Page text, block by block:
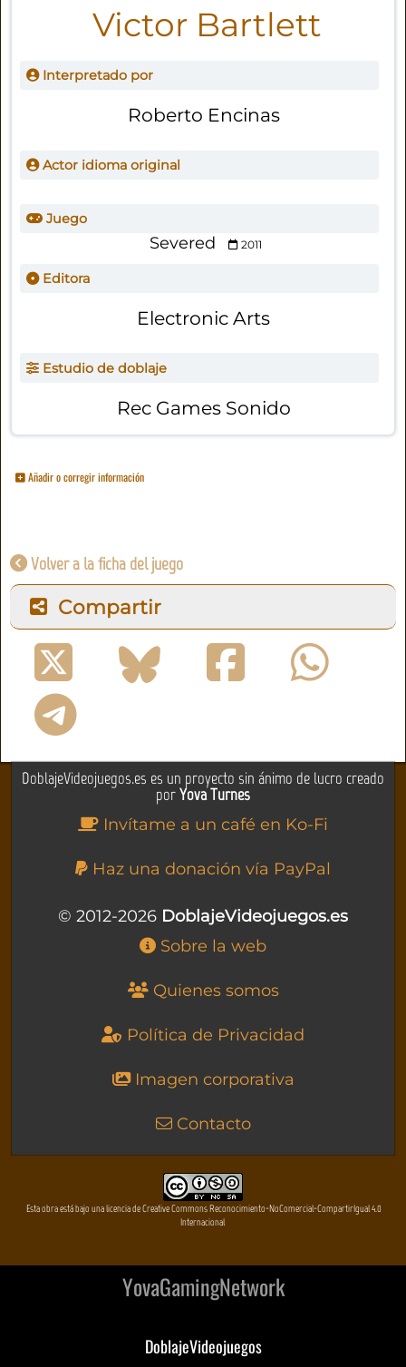
Victor Bartlett
Interpretado por
Roberto Encinas
Actor idioma original
Juego
Severed 2011
Editora
Electronic Arts
Estudio de doblaje
Rec Games Sonido
Añadir o corregir información
Volver a la ficha del juego
Compartir
DoblajeVideojuegos.es es un proyecto sin ánimo de lucro creado
porYova Turnes
Invítame a un café en Ko-Fi
Haz una donación vía PayPal
© 2012-2026 DoblajeVideojuegos.es
Sobre la web
Quienes somos
Política de Privacidad
Imagen corporativa
Contacto
Esta obra está bajo una licencia de Creative Commons Reconocimiento-NoComercial-CompartirIgual 4.0
Internacional
YovaGamingNetwork
DoblajeVideojuegos